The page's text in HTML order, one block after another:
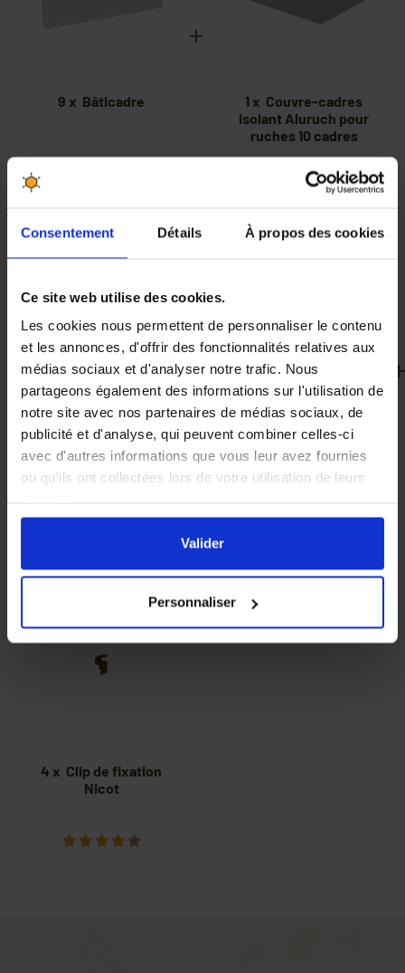
Consentement Détails À propos des cookies
Ce site web utilise des cookies.
Les cookies nous permettent de personnaliser le contenu
et les annonces, d'offrir des fonctionnalités relatives aux
médias sociaux et d'analyser notre trafic. Nous
partageons également des informations sur l'utilisation de
notre site avec nos partenaires de médias sociaux, de
publicité et d'analyse, qui peuvent combiner celles-ci
avec d'autres informations que vous leur avez fournies
ou qu'ils ont collectées lors de votre utilisation de leurs
En cliquant sur le boutonValidervous acceptez
l'ensemble des cookies de notre site ainsi que ceux de
nos partenaires. Vous pouvez également choisir les
Valider
Personnaliser
9 x Bâticadre
1 x Couvre-cadres
isolant Aluruch pour
ruches 10 cadres
1 x Toit en plastique
Nicot Dadant 10
cadres
1 x Portière d'entrée
Nicot
4 x Clip de fixation
Nicot